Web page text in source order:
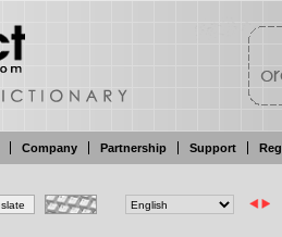
Company Partnership Support